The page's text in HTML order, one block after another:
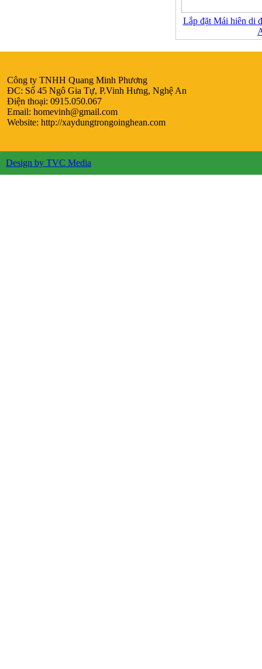
Lắp đặt Mái hiên di
Công ty TNHH Quang Minh Phương
ĐC: Số 45 Ngô Gia Tự, P.Vinh Hưng, Nghệ An
Điện thoại: 0915.050.067
Email: homevinh@gmail.com
Website: http://xaydungtrongoinghean.com
Design by TVC Media